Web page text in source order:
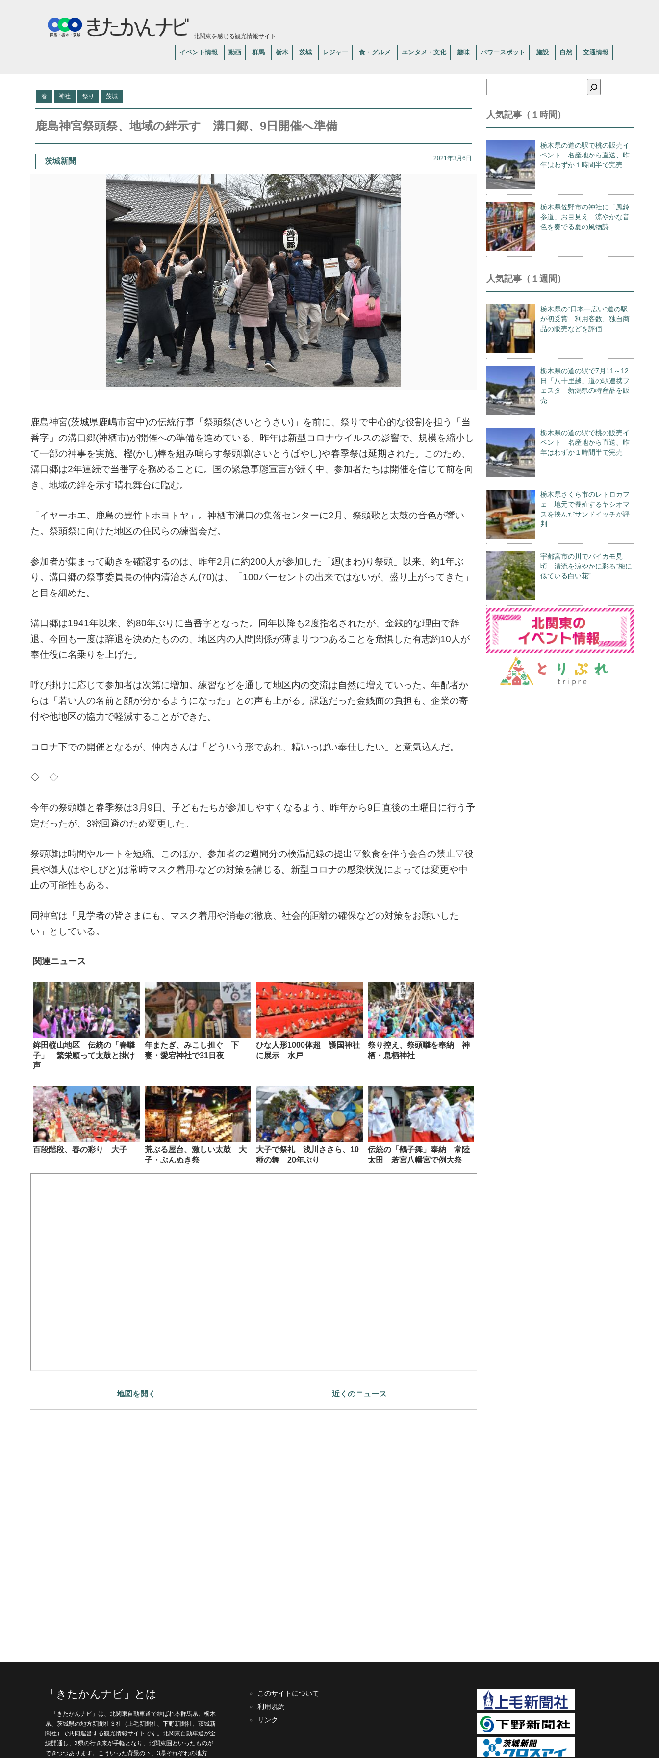
北関東を感じる観光情報サイト
イベント情報 動画 群馬 栃木 茨城 レジャー 食・グルメ エンタメ・文化 趣味 パワースポット 施設 自然 交通情報
春 神社 祭り 茨城
鹿島神宮祭頭祭、地域の絆示す 溝口郷、9日開催へ準備
茨城新聞 2021年3月6日
鹿島神宮(茨城県鹿嶋市宮中)の伝統行事「祭頭祭(さいとうさい)」を前に、祭りで中心的な役割を担う「当
番字」の溝口郷(神栖市)が開催への準備を進めている。昨年は新型コロナウイルスの影響で、規模を縮小し
て一部の神事を実施。樫(かし)棒を組み鳴らす祭頭囃(さいとうばやし)や春季祭は延期された。このため、
溝口郷は2年連続で当番字を務めることに。国の緊急事態宣言が続く中、参加者たちは開催を信じて前を向
き、地域の絆を示す晴れ舞台に臨む。
「イヤーホエ、鹿島の豊竹トホヨトヤ」。神栖市溝口の集落センターに2月、祭頭歌と太鼓の音色が響い
た。祭頭祭に向けた地区の住民らの練習会だ。
参加者が集まって動きを確認するのは、昨年2月に約200人が参加した「廻(まわ)り祭頭」以来、約1年ぶ
り。溝口郷の祭事委員長の仲内清治さん(70)は、「100パーセントの出来ではないが、盛り上がってきた」
と目を細めた。
溝口郷は1941年以来、約80年ぶりに当番字となった。同年以降も2度指名されたが、金銭的な理由で辞
退。今回も一度は辞退を決めたものの、地区内の人間関係が薄まりつつあることを危惧した有志約10人が
奉仕役に名乗りを上げた。
呼び掛けに応じて参加者は次第に増加。練習などを通して地区内の交流は自然に増えていった。年配者か
らは「若い人の名前と顔が分かるようになった」との声も上がる。課題だった金銭面の負担も、企業の寄
付や他地区の協力で軽減することができた。
コロナ下での開催となるが、仲内さんは「どういう形であれ、精いっぱい奉仕したい」と意気込んだ。
◇ ◇
今年の祭頭囃と春季祭は3月9日。子どもたちが参加しやすくなるよう、昨年から9日直後の土曜日に行う予
定だったが、3密回避のため変更した。
祭頭囃は時間やルートを短縮。このほか、参加者の2週間分の検温記録の提出▽飲食を伴う会合の禁止▽役
員や囃人(はやしびと)は常時マスク着用-などの対策を講じる。新型コロナの感染状況によっては変更や中
止の可能性もある。
同神宮は「見学者の皆さまにも、マスク着用や消毒の徹底、社会的距離の確保などの対策をお願いした
い」としている。
関連ニュース
鉾田樅山地区 伝統の「春囃
子」 繁栄願って太鼓と掛け
声
年またぎ、みこし担ぐ 下
妻・愛宕神社で31日夜
ひな人形1000体超 護国神社
に展示 水戸
祭り控え、祭頭囃を奉納 神
栖・息栖神社
百段階段、春の彩り 大子
荒ぶる屋台、激しい太鼓 大
子・ぶんぬき祭
大子で祭礼 浅川ささら、10
種の舞 20年ぶり
伝統の「鶴子舞」奉納 常陸
太田 若宮八幡宮で例大祭
地図を開く 近くのニュース
索
人気記事（１時間）
栃木県の道の駅で桃の販売イ
ベント 名産地から直送、昨
年はわずか１時間半で完売
栃木県佐野市の神社に「風鈴
参道」お目見え 涼やかな音
色を奏でる夏の風物詩
人気記事（１週間）
栃木県の“日本一広い”道の駅
が初受賞 利用客数、独自商
品の販売などを評価
栃木県の道の駅で7月11～12
日「八十里越」道の駅連携フ
ェスタ 新潟県の特産品を販
売
栃木県の道の駅で桃の販売イ
ベント 名産地から直送、昨
年はわずか１時間半で完売
栃木県さくら市のレトロカフ
ェ 地元で養殖するヤシオマ
スを挟んだサンドイッチが評
判
宇都宮市の川でバイカモ見
頃 清流を涼やかに彩る“梅に
似ている白い花”
「きたかんナビ」とは
「きたかんナビ」は、北関東自動車道で結ばれる群馬県、栃木
県、茨城県の地方新聞社３社（上毛新聞社、下野新聞社、茨城新
聞社）で共同運営する観光情報サイトです。北関東自動車道が全
線開通し、3県の行き来が手軽となり、北関東圏といったものが
できつつあります。こういった背景の下、3県それぞれの地方
このサイトについて
利用規約
リンク